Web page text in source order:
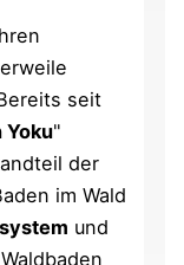
seit
Yoku"
der
im Wald
und